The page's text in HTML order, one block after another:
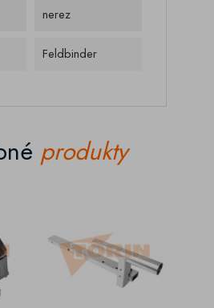
nerez
Feldbinder
produkty